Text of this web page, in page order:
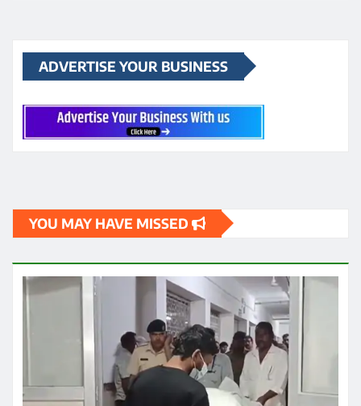
ADVERTISE YOUR BUSINESS
YOU MAY HAVE MISSED